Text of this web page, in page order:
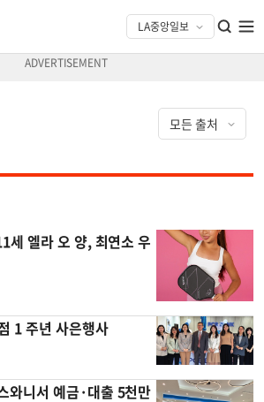
세 엘라 오 양, 최연소 우
1 주년 사은행사
와니서 예금·대출 5천만